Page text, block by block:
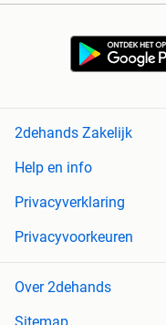
2dehands Zakelijk
Help en info
Privacyverklaring
Privacyvoorkeuren
Over 2dehands
Sitemap